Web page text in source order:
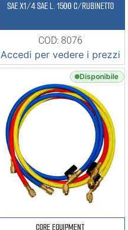
SAE X1/4 SAE L. 1500 C/RUBINETTO
COD: 8076
Accedi per vedere i prezzi
Disponibile
CORE EQUIPMENT